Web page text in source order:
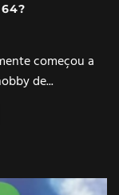
começou a
de...